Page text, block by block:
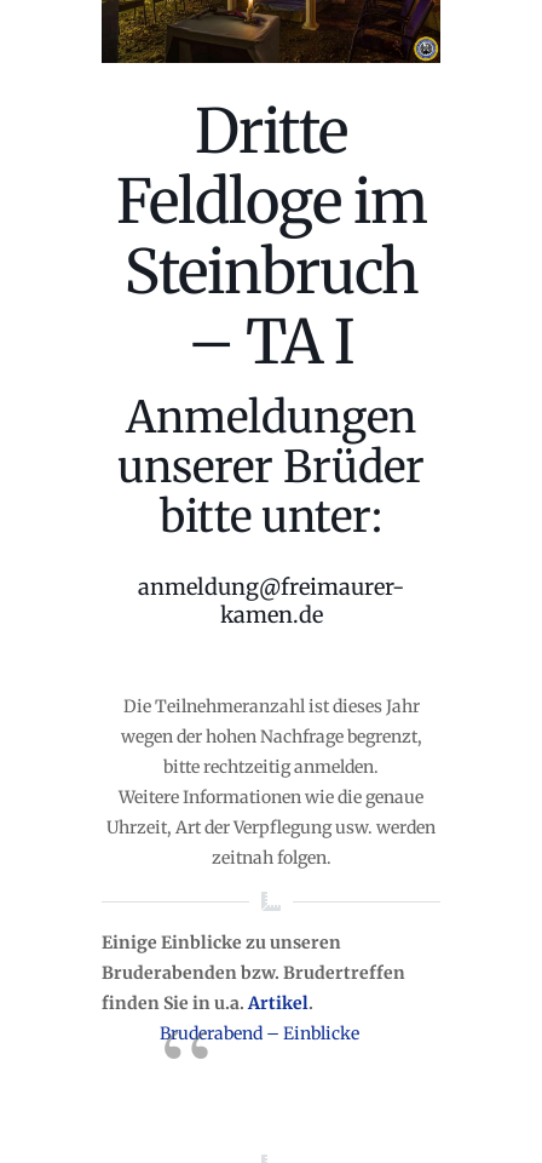
Dritte
Feldloge im
Steinbruch
– TA I
Anmeldungen
unserer Brüder
bitte unter:
anmeldung@freimaurer-
kamen.de
Die Teilnehmeranzahl ist dieses Jahr
wegen der hohen Nachfrage begrenzt,
bitte rechtzeitig anmelden.
Weitere Informationen wie die genaue
Uhrzeit, Art der Verpflegung usw. werden
zeitnah folgen.
Einige Einblicke zu unseren
Bruderabenden bzw. Brudertreffen
finden Sie in u.a.Artikel.
Bruderabend – Einblicke